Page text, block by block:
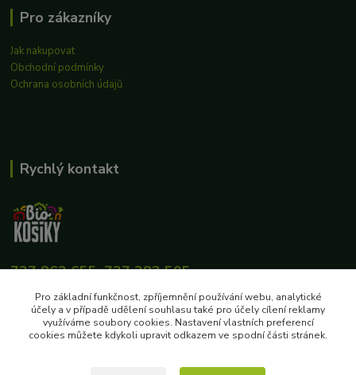
Pro zákazníky
Jak nakupovat
Obchodní podmínky
Ochrana osobních údajů
Rychlý kontakt
727 862 655, 737 283 505
eshop@biokosiky.cz
Pro základní funkčnost, zpříjemnění používání webu, analytické
účely a v případě udělení souhlasu také pro účely cílení reklamy
využíváme soubory cookies. Nastavení vlastních preferencí
cookies můžete kdykoli upravit odkazem ve spodní části stránek.